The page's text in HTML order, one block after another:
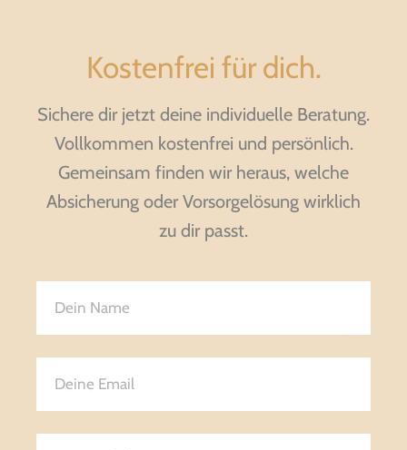
Kostenfrei für dich.
Sichere dir jetzt deine individuelle Beratung.
Vollkommen kostenfrei und persönlich.
Gemeinsam finden wir heraus, welche
Absicherung oder Vorsorgelösung wirklich
zu dir passt.